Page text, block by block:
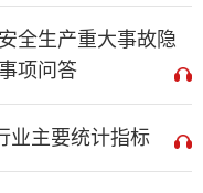
全生产重大事故隐
项问答
业主要统计指标